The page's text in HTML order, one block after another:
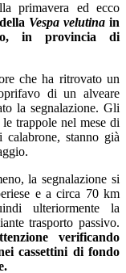
primavera ed ecco
Vespa velutinain
in provincia di
che ha ritrovato un
di un alveare
la segnalazione. Gli
trappole nel mese di
stanno già
la segnalazione si
e a circa 70 km
ulteriormente la
trasporto passivo.
verificando
cassettini di fondo